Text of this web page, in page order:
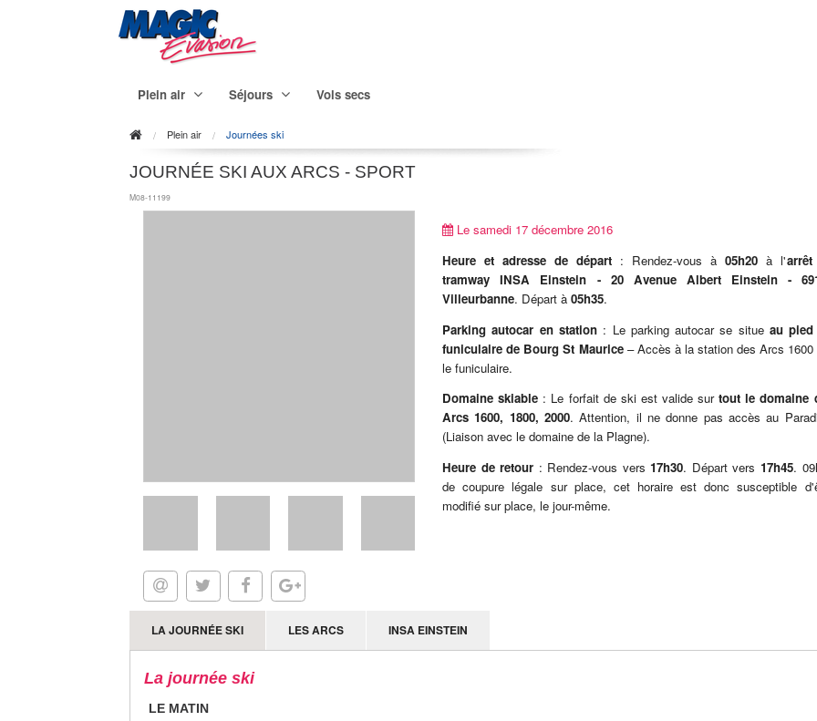
Plein air Séjours Vols secs
Plein air Journées ski
JOURNÉE SKI AUX ARCS - SPORT
M08-11199
Le samedi 17 décembre 2016
Heure et adresse de départ : Rendez-vous à05h20 à l'
tramway INSA Einstein - 20 Avenue Albert Einstein -
Villeurbanne. Départ à05h35.
Parking autocar en station: Le parking autocar se situe au
funiculaire de Bourg St Maurice– Accès à la station des Arcs 1600
le funiculaire.
Domaine skiable : Le forfait de ski est valide surtout le domaine
Arcs 1600, 1800, 2000. Attention, il ne donne pas accès au
(Liaison avec le domaine de la Plagne).
Heure de retour : Rendez-vous vers 17h30. Départ vers 17h45.
de coupure légale sur place, cet horaire est donc susceptible
modifié sur place, le jour-même.
LA JOURNÉE SKI LES ARCS INSA EINSTEIN
La journée ski
LE MATIN